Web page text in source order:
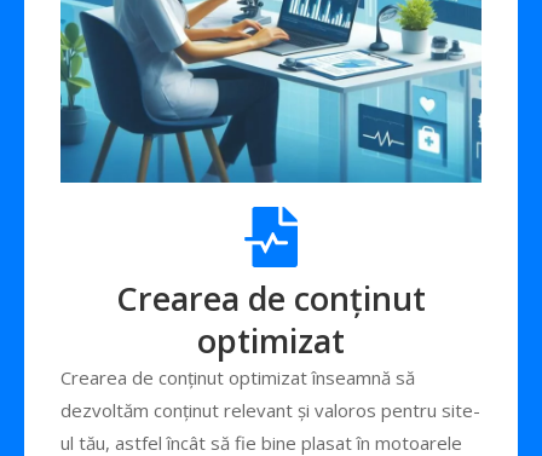
Crearea de conținut
optimizat
Crearea de conținut optimizat înseamnă să
dezvoltăm conținut relevant și valoros pentru site-
ul tău, astfel încât să fie bine plasat în motoarele